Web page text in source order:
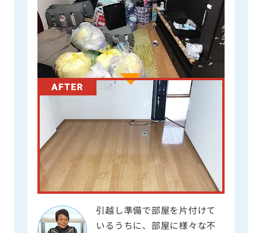
引越し準備で部屋を片付けて
いるうちに、部屋に様々な不